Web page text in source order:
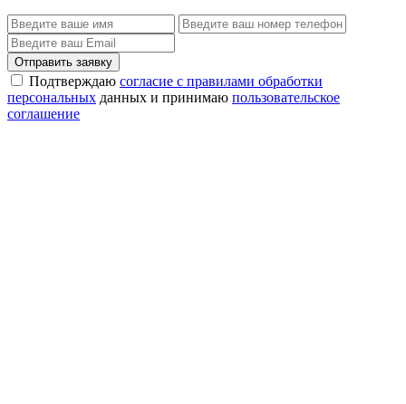
Отправить заявку
Подтверждаю согласие с правилами обработки
персональных данных и принимаю пользовательское
соглашение